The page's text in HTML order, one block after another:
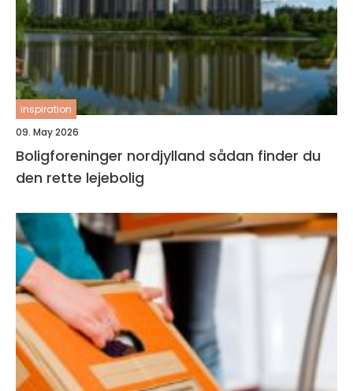
inspiration
09. May 2026
Boligforeninger nordjylland sådan finder du
den rette lejebolig